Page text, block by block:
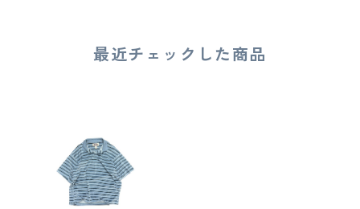
最近チェックした商品